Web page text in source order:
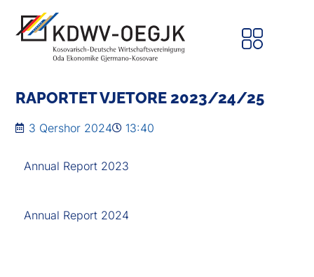
RAPORTET VJETORE 2023/24/25
3 Qershor 2024 13:40
Annual Report 2023
Annual Report 2024